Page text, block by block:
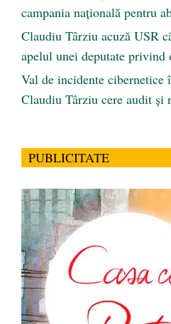
campania națională pentru
Claudiu Târziu acuză USR
apelul unei deputate privind
Val de incidente
Claudiu Târziu cere audit și
PUBLICITATE